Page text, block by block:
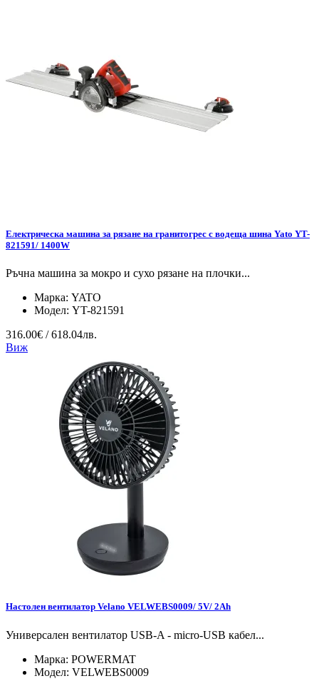
Електрическа машина за рязане на гранитогрес с водеща шина Yato YT-
821591/ 1400W
Ръчна машина за мокро и сухо рязане на плочки...
Марка: YATO
Модел: YT-821591
316.00€ / 618.04лв.
Виж
Настолен вентилатор Velano VELWEBS0009/ 5V/ 2Ah
Универсален вентилатор USB-A - micro-USB кабел...
Марка: POWERMAT
Модел: VELWEBS0009